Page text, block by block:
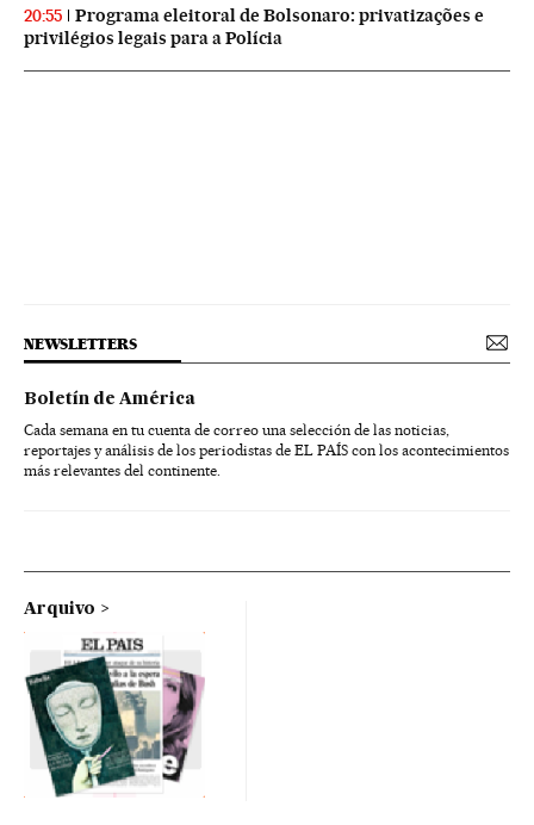
20:55
Programa eleitoral de Bolsonaro: privatizações e
privilégios legais para a Polícia
NEWSLETTERS
Boletín de América
Cada semana en tu cuenta de correo una selección de las noticias,
reportajes y análisis de los periodistas de EL PAÍS con los acontecimientos
más relevantes del continente.
Arquivo